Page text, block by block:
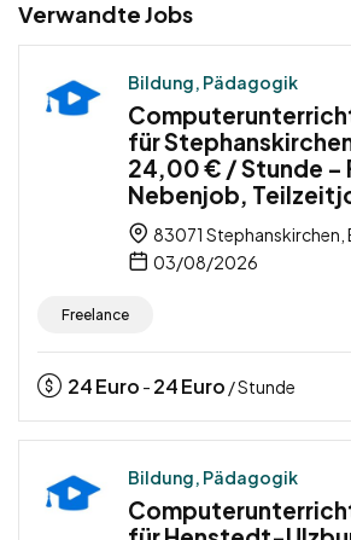
Verwandte Jobs
Bildung, Pädagogik
für
24,00 € / Stunde –
Nebenjob,
83071 Stephanskirchen,
03/08/2026
Freelance
24Euro - 24Euro / Stunde
Bildung, Pädagogik